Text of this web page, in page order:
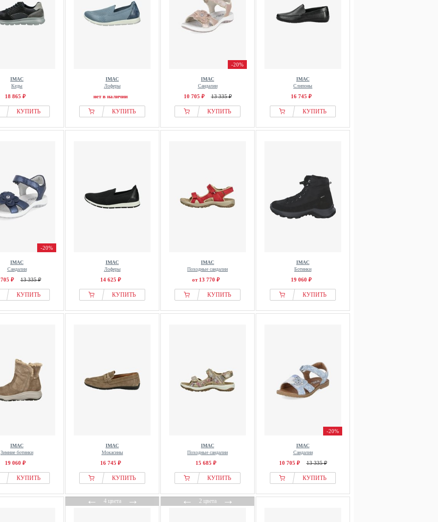
IMAC
Кеды
18 865 ₽
КУПИТЬ
IMAC
Лоферы
нет в наличии
КУПИТЬ
-20%
IMAC
Сандалии
10 705 ₽ 13 335 ₽
КУПИТЬ
IMAC
Слипоны
16 745 ₽
КУПИТЬ
-20%
IMAC
Сандалии
₽ 13 335 ₽
КУПИТЬ
IMAC
Лоферы
14 625 ₽
КУПИТЬ
IMAC
Походные сандалии
от 13 770 ₽
КУПИТЬ
IMAC
Ботинки
19 060 ₽
КУПИТЬ
IMAC
Зимние ботинки
19 060 ₽
КУПИТЬ
IMAC
Мокасины
16 745 ₽
КУПИТЬ
IMAC
Походные сандалии
15 685 ₽
КУПИТЬ
-20%
IMAC
Сандалии
10 705 ₽ 13 335 ₽
КУПИТЬ
←4 цвета→ ←2 цвета→